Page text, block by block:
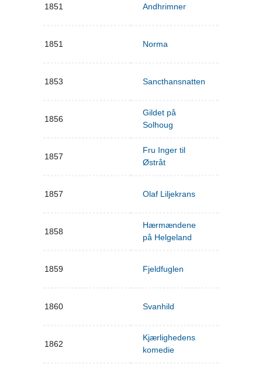
1851 Andhrimner
1851 Norma
1853 Sancthansnatten
1856
Gildet på
Solhoug
1857
Fru Inger til
Østråt
1857 Olaf Liljekrans
1858
Hærmændene
på Helgeland
1859 Fjeldfuglen
1860 Svanhild
1862
Kjærlighedens
komedie